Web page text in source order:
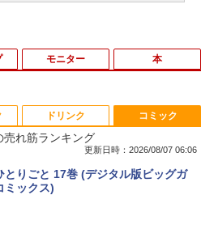
100%ポイント】【新生活応援・
【Office 2019 H&B】NEC Versa
4世代 Core i5/メモリ: 4GB/8GB/1
256GB/512GB/1TB/1
3.0/DVD/SDカードスロット/
無線マウス/中古 パソコン/
2555円OFFクーポン★／Dell 3
デスクトップパソコン 中古パソ
モリ 4GB 新品 SSD 128G Windo
3.0 HDMI DP WPSOffice2付
ウス 有線キーボード 無線LAN付
パソコン 中古PC 中古 デスクト
モニター
モバイルモニター11.6イン
量450g 1920x1080P 非光沢IPSパ
バイルディスプレイ 自立型 VESA
ピーカー ポータブルディスプレイ
ニター サブモニタ一 USB Type-C
本
】ナニワトモアレ【全28巻】完結
/南勝久【全巻セット】【中古】
大罪（17） 【電子書籍】[ 真鍋昌
P40i オフホワイト
WAYNE feat. Flo Milli, ATL Jacob
ドリンク
限定】 い・ろ・は・す 2L P
レス ×8本
コミック
れ筋ランキング
更新日時：2026/08/07 06:06
とりごと 17巻 (デジタル版ビッグガ
ミックス)